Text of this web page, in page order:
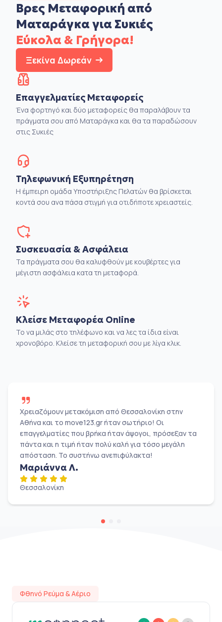
Βρες Μεταφορική από
Ματαράγκα για Συκιές
Εύκολα & Γρήγορα!
Ξεκίνα Δωρεάν
Επαγγελματίες Μεταφορείς
Ένα φορτηγό και δύο μεταφορείς θα παραλάβουν τα
πράγματα σου από Ματαράγκα και θα τα παραδώσουν
στις Συκιές
Τηλεφωνική Εξυπηρέτηση
Η έμπειρη ομάδα Υποστήριξης Πελατών θα βρίσκεται
κοντά σου ανα πάσα στιγμή για οτιδήποτε χρειαστείς.
Συσκευασία & Ασφάλεια
Τα πράγματα σου θα καλυφθούν με κουβέρτες για
μέγιστη ασφάλεια κατα τη μεταφορά.
Κλείσε Μεταφορέα Online
Το να μιλάς στο τηλέφωνο και να λες τα ίδια είναι
χρονοβόρο. Κλείσε τη μεταφορική σου με λίγα κλικ.
Χρειαζόμουν μετακόμιση από Θεσσαλονίκη στην
Αθήνα και το move123.gr ήταν σωτήριο! Οι
επαγγελματίες που βρήκα ήταν άψογοι, πρόσεξαν τα
πάντα και η τιμή ήταν πολύ καλή για τόσο μεγάλη
απόσταση. Το συστήνω ανεπιφύλακτα!
Μαριάννα Λ.
Θεσσαλονίκη
Φθηνό Ρεύμα & Αέριο